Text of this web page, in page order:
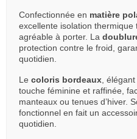
Confectionnée en matière
excellente isolation
agréable à porter. La
protection contre le froid,
quotidien.
Le coloris bordeaux ,
touche féminine et raffinée,
manteaux ou tenues d’hiver.
fonctionnel en fait un
quotidien.